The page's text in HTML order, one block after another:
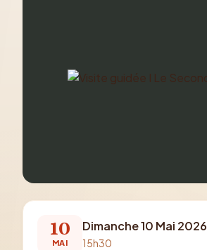
10
MAI
Dimanche 10 Mai 2026
15h30